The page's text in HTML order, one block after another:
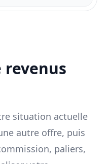
situation actuelle
autre offre, puis
paliers,